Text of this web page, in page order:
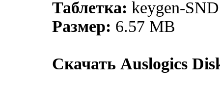
Таблетка: keygen-SND
Размер: 6.57 MB
Скачать Auslogics